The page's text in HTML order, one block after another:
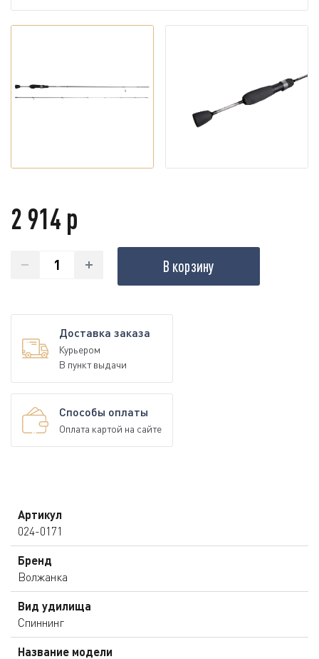
2 914 р
В корзину
Доставка заказа
Курьером
В пункт выдачи
Способы оплаты
Оплата картой на сайте
Артикул
024-0171
Бренд
Волжанка
Вид удилища
Спиннинг
Название модели